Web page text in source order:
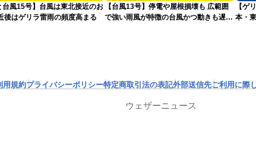
台風15号】台風は東北接近のお
後はゲリラ雷雨の頻度高まる
【台風13号】停電や屋根損壊も 広範囲
で強い雨風が特徴の台風かつ動きも遅く
【ゲ
本・
用規約プライバシーポリシー特定商取引法の表記外部送信先ご利用に際
ウェザーニュース